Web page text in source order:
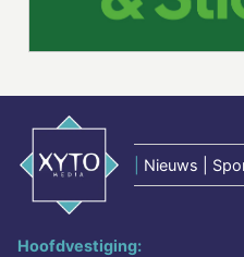
Nieuws |
Hoofdvestiging: